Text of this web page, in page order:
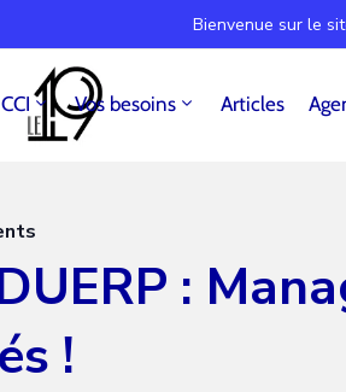
Bienvenue sur le
Vos besoins Articles
:
!